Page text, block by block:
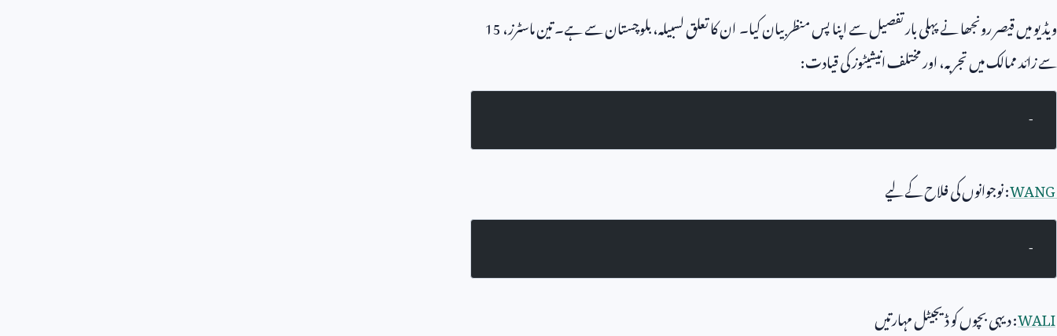
ویڈیو میں قیصر رونجھا نے پہلی بار تفصیل سے اپنا پس منظر بیان کیا۔ ان کا تعلق لسبیلہ، بلوچستان سے ہے۔ تین ماسٹرز،15
سے زائد ممالک میں تجربہ، اور مختلف انیشیٹوز کی قیادت:
-
WANG: نوجوانوں کی فلاح کے لیے
-
WALI: دیہی بچوں کو ڈیجیٹل مہارتیں